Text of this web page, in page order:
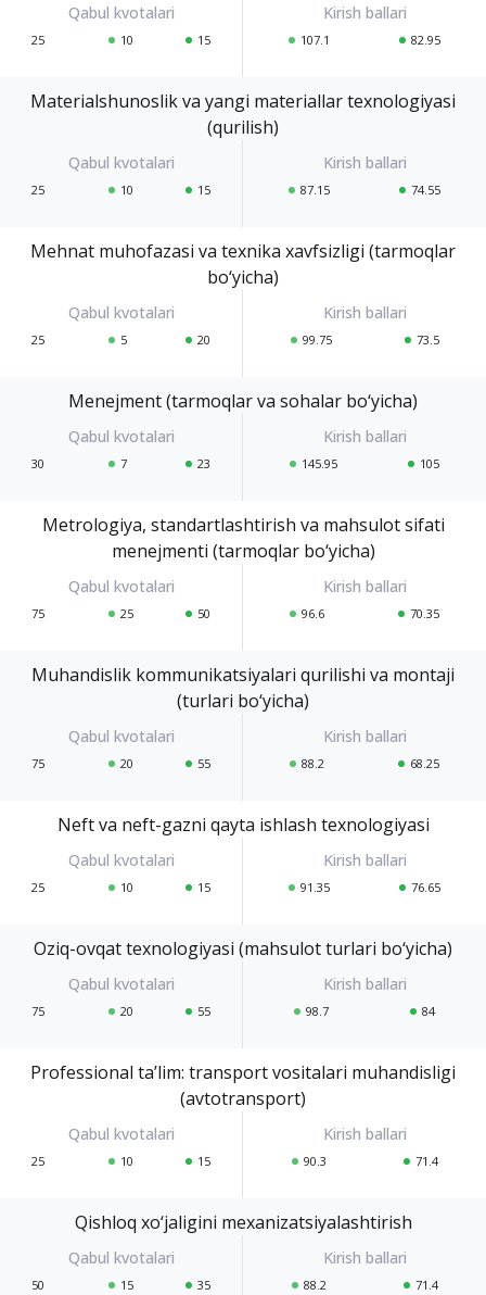
25 10 15 107.1 82.95
Materialshunoslik va yangi materiallar texnologiyasi
(qurilish)
25 10 15 87.15 74.55
Mehnat muhofazasi va texnika xavfsizligi (tarmoqlar
bo‘yicha)
25 5 20 99.75 73.5
Menejment (tarmoqlar va sohalar bo‘yicha)
30 7 23 145.95 105
Metrologiya, standartlashtirish va mahsulot sifati
menejmenti (tarmoqlar bo‘yicha)
75 25 50 96.6 70.35
Muhandislik kommunikatsiyalari qurilishi va montaji
(turlari bo‘yicha)
75 20 55 88.2 68.25
Neft va neft-gazni qayta ishlash texnologiyasi
25 10 15 91.35 76.65
Oziq-ovqat texnologiyasi (mahsulot turlari bo‘yicha)
75 20 55 98.7 84
Professional ta’lim: transport vositalari muhandisligi
(avtotransport)
25 10 15 90.3 71.4
Qishloq xo‘jaligini mexanizatsiyalashtirish
50 15 35 88.2 71.4